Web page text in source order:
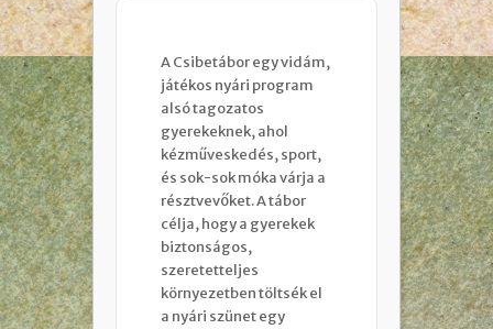
A Csibetábor egy vidám,
játékos nyári program
alsó tagozatos
gyerekeknek, ahol
kézműveskedés, sport,
és sok-sok móka várja a
résztvevőket. A tábor
célja, hogy a gyerekek
biztonságos,
szeretetteljes
környezetben töltsék el
a nyári szünet egy